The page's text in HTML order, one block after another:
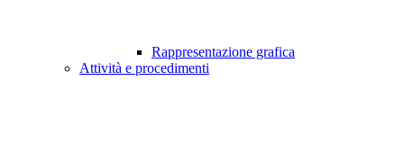
Rappresentazione grafica
Attività e procedimenti